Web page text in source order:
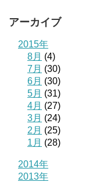
アーカイブ
2015年
8月 (4)
7月 (30)
6月 (30)
5月 (31)
4月 (27)
3月 (24)
2月 (25)
1月 (28)
2014年
2013年